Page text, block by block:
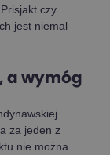
czy
jest niemal
a wymóg
za jeden z
nie można